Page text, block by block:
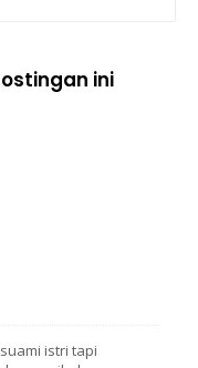
ini
istri tapi